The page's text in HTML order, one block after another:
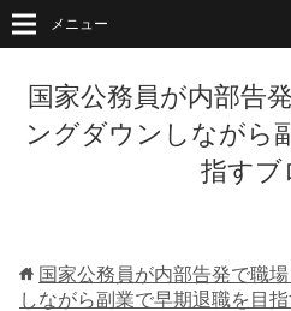
国家公務員が内部告
ングダウンしながら
指すブ
メニュー
国家公務員が内部告発で職
しながら副業で早期退職を目